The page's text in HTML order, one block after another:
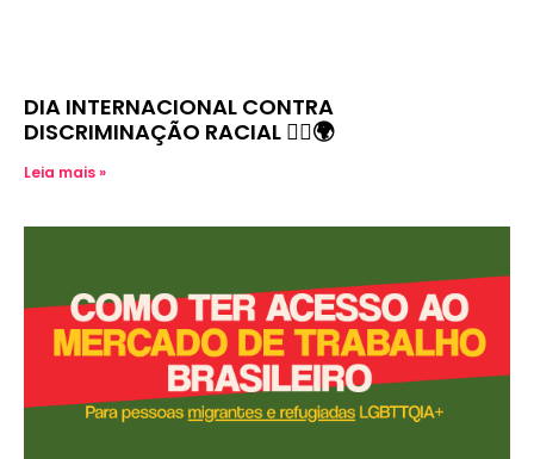
DIA INTERNACIONAL CONTRA
DISCRIMINAÇÃO RACIAL ✊🏿🌍
Leia mais »